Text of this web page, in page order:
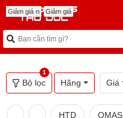
Bộ lọc
1
Hãng Giá
HTD OMAS
Mới
Mới
Mới
Mới
Độc quyền
Độc quyền Giảm giá
Giảm giá